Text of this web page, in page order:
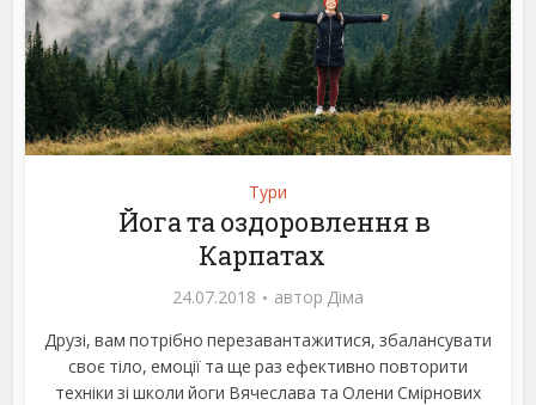
Тури
Йога та оздоровлення в
Карпатах
24.07.2018 автор Діма
Друзі, вам потрібно перезавантажитися, збалансувати
своє тіло, емоції та ще раз ефективно повторити
техніки зі школи йоги Вячеслава та Олени Смірнових